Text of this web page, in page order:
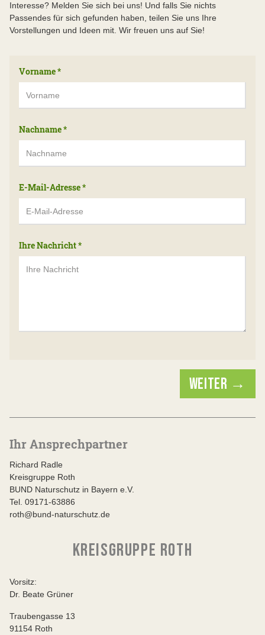
Interesse? Melden Sie sich bei uns! Und falls Sie nichts
Passendes für sich gefunden haben, teilen Sie uns Ihre
Vorstellungen und Ideen mit. Wir freuen uns auf Sie!
Vorname*
Nachname*
E-Mail-Adresse*
Ihre Nachricht*
WEITER →
Ihr Ansprechpartner
Richard Radle
Kreisgruppe Roth
BUND Naturschutz in Bayern e.V.
Tel. 09171-63886
roth@bund-naturschutz.de
KREISGRUPPE ROTH
Vorsitz:
Dr. Beate Grüner
Traubengasse 13
91154 Roth